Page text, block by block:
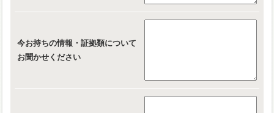
今お持ちの情報・証拠類について
お聞かせください